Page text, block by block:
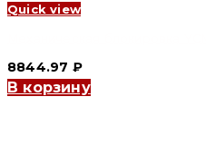
Quick view
8844.97 ₽
В корзину